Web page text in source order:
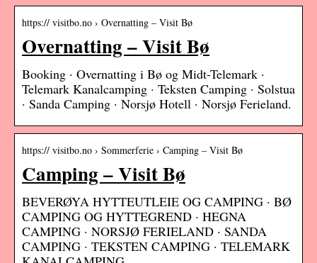
https:// visitbo.no › Overnatting – Visit Bø
Overnatting – Visit Bø
Booking · Overnatting i Bø og Midt-Telemark ·
Telemark Kanalcamping · Teksten Camping · Solstua
· Sanda Camping · Norsjø Hotell · Norsjø Ferieland.
https:// visitbo.no › Sommerferie › Camping – Visit Bø
Camping – Visit Bø
BEVERØYA HYTTEUTLEIE OG CAMPING · BØ
CAMPING OG HYTTEGREND · HEGNA
CAMPING · NORSJØ FERIELAND · SANDA
CAMPING · TEKSTEN CAMPING · TELEMARK